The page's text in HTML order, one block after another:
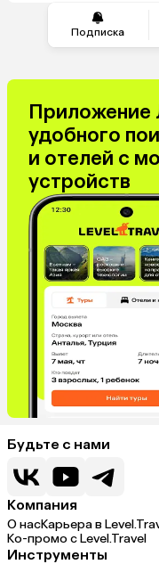
Подписка
Приложение
удобного
и отелей с
устройств
Будьте с нами
Компания
О насКарьера в
Ко-промо с Level.Travel
Инструменты